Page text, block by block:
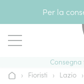
Per la
Home› Fioristi › Lazio ›